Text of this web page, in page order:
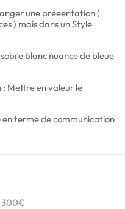
une preeentation (
) mais dans un Style
blanc nuance de bleue
Mettre en valeur le
en terme de communication
300€